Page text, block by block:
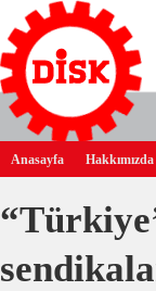
Anasayfa Hakkımızda